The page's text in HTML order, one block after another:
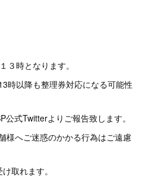
３時となります。
時以降も整理券対応になる可能性
式Twitterよりご報告致します。
様へご迷惑のかかる行為はご遠慮
取れます。